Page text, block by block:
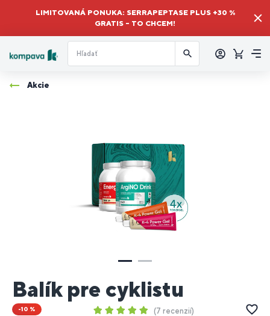
LIMITOVANÁ PONUKA: SERRAPEPTASE PLUS +30 %
GRATIS – TO CHCEM!
sa
Košík
Akcie
Balík pre cyklistu
-10 % 7 recenzií